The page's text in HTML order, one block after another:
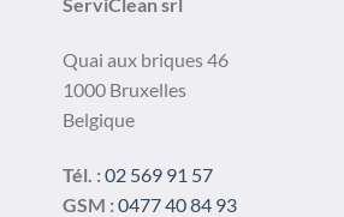
choisies
la
page
Quai aux briques 46
1000 Bruxelles
Belgique
Tél. : 02 569 91 57
GSM : 0477 40 84 93